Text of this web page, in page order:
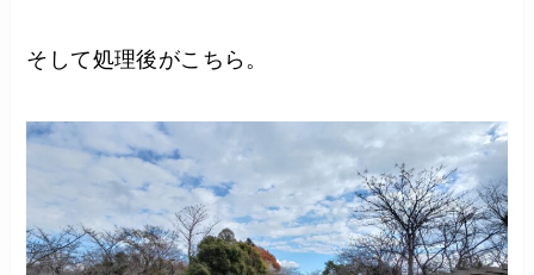
そして処理後がこちら。